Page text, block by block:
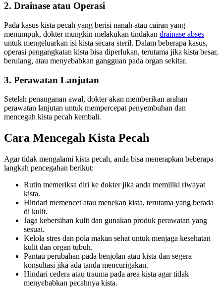
2. Drainase atau Operasi
Pada kasus kista pecah yang berisi nanah atau cairan yang
menumpuk, dokter mungkin melakukan tindakan drainase abses
untuk mengeluarkan isi kista secara steril. Dalam beberapa kasus,
operasi pengangkatan kista bisa diperlukan, terutama jika kista besar,
berulang, atau menyebabkan gangguan pada organ sekitar.
3. Perawatan Lanjutan
Setelah penanganan awal, dokter akan memberikan arahan
perawatan lanjutan untuk mempercepat penyembuhan dan
mencegah kista pecah kembali.
Cara Mencegah Kista Pecah
Agar tidak mengalami kista pecah, anda bisa menerapkan beberapa
langkah pencegahan berikut:
Rutin memeriksa diri ke dokter jika anda memiliki riwayat
kista.
Hindari memencet atau menekan kista, terutama yang berada
di kulit.
Jaga kebersihan kulit dan gunakan produk perawatan yang
sesuai.
Kelola stres dan pola makan sehat untuk menjaga kesehatan
kulit dan organ tubuh.
Pantau perubahan pada benjolan atau kista dan segera
konsultasi jika ada tanda mencurigakan.
Hindari cedera atau trauma pada area kista agar tidak
menyebabkan pecahnya kista.